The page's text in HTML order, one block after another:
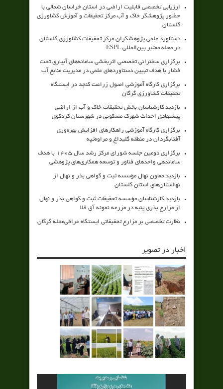
ارزیابی تخصصی قابلیت اراضی در استان خراسان شمالی با
حضور پژوهشگر خاک و آب مرکز تحقیقات و آموزش کشاورزی
گلستان
دستاورد علمی پژوهشگران مرکز تحقیقات کشاورزی گلستان
در مجله معتبر بین‌المللی ESPL
برگزاری سخنرانی تخصصی اثربخشی سامانه‌های آبیاری تحت
فشار با هدف تبیین دستاوردهای علمی در مدیریت منابع آب
برگزاری کارگاه آموزشی اصول زراعت کنجد در ایستگاه
تحقیقات کشاورزی گرگان
بازدید کارشناسان بخش تحقیقات خاک و آب از اراضی
پیشنهادی احداث شهرک مسکونی در شهرستان کردکوی
برگزاری کارگاه آموزشی راهکارهای افزایش بهره‌وری
آفتابگردان در منطقه گلیداغ و مراوه‌تپه
برگزاری دومین جلسه شورای مرکز رشد سال ۱۴۰۵ با هدف
ساماندهی واحدهای فناور و توسعه همکاری‌های پژوهشی
بازدید معاون نهال مؤسسه ثبت و گواهی بذر و نهال از
نهالستان‌های استان گلستان
بازدید کارشناسان مؤسسه تحقیقات ثبت و گواهی بذر و نهال
از مزارع بذری پنبه در مزرعه نمونه آق قلا
نظارت تخصصی بر مزارع تحقیقاتی ایستگاه عراقی‌محله گرگان
اخبار در تصویر